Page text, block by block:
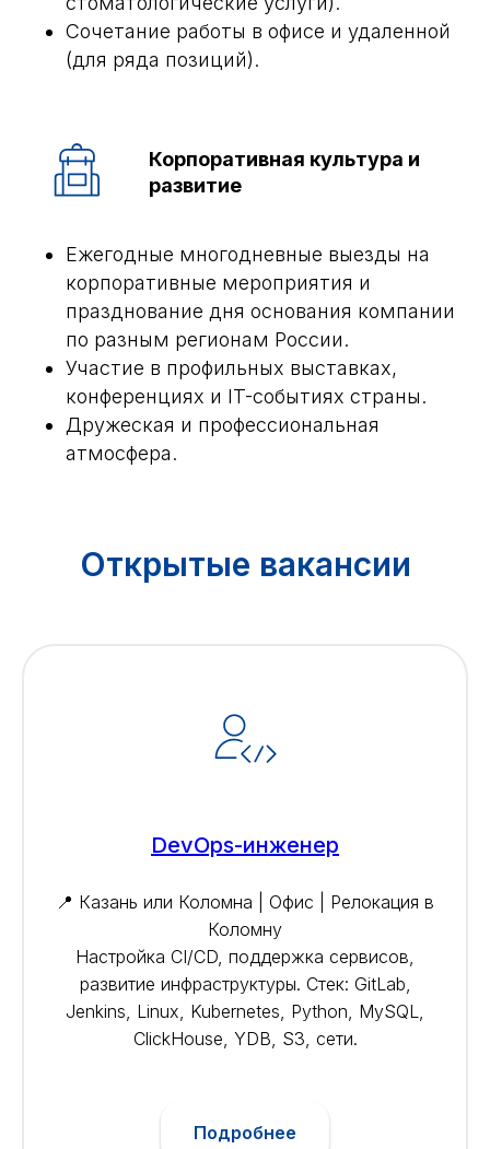
Сочетание работы в офисе и удаленной
(для ряда позиций).
Корпоративная культура и
развитие
Ежегодные многодневные выезды на
корпоративные мероприятия и
празднование дня основания компании
по разным регионам России.
Участие в профильных выставках,
конференциях и IT-событиях страны.
Дружеская и профессиональная
атмосфера.
Открытые вакансии
DevOps-инженер
📍 Казань или Коломна | Офис | Релокация в
Коломну
Настройка CI/CD, поддержка сервисов,
развитие инфраструктуры. Стек: GitLab,
Jenkins, Linux, Kubernetes, Python, MySQL,
ClickHouse, YDB, S3, сети.
Подробнее